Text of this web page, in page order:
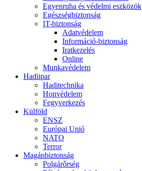
Egyenruha és védelmi eszközök
Egészségbiztonság
IT-biztonság
Adatvédelem
Információ-biztonság
Iratkezelés
Online
Munkavédelem
Hadiipar
Haditechnika
Honvédelem
Fegyverkezés
Külföld
ENSZ
Európai Unió
NATO
Terror
Magánbiztonság
Polgárőrség